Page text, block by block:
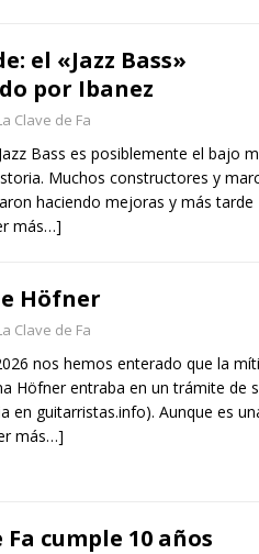
el «Jazz Bass»
por Ibanez
Clave de Fa
Bass es posiblemente el bajo
Muchos constructores y
haciendo mejoras y más tarde
más…]
Höfner
Clave de Fa
nos hemos enterado que la
Höfner entraba en un trámite de
en guitarristas.info). Aunque es
más…]
Fa cumple 10 años